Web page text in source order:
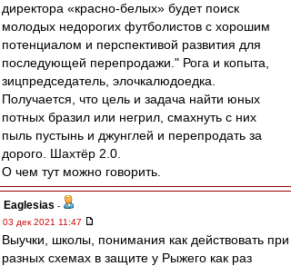
директора «красно-белых» будет поиск
молодых недорогих футболистов с хорошим
потенциалом и перспективой развития для
последующей перепродажи." Рога и копыта,
зицпредседатель, элочкалюдоедка.
Получается, что цель и задача найти юных
потных бразил или негрил, смахнуть с них
пыль пустынь и джунглей и перепродать за
дорого. Шахтёр 2.0.
О чем тут можно говорить.
Eaglesias -
03 дек 2021 11:47
Выучки, школы, понимания как действовать при
разных схемах в защите у Рыжего как раз